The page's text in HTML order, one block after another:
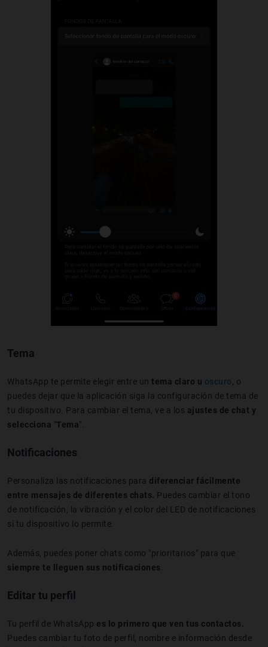
Tema
WhatsApp te permite elegir entre un tema claro u oscuro, o
puedes dejar que la aplicación siga la configuración de tema de
tu dispositivo. Para cambiar el tema, ve a los ajustes de chat y
selecciona "Tema".
Notificaciones
Personaliza las notificaciones para diferenciar fácilmente
entre mensajes de diferentes chats. Puedes cambiar el tono
de notificación, la vibración y el color del LED de notificaciones
si tu dispositivo lo permite.
Además, puedes poner chats como "prioritarios" para que
siempre te lleguen sus notificaciones.
Editar tu perfil
Tu perfil de WhatsApp es lo primero que ven tus contactos.
Puedes cambiar tu foto de perfil, nombre e información desde